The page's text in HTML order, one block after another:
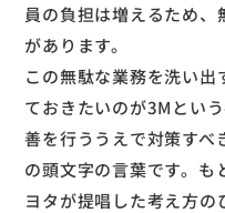
員の負担は増えるため
があります。
この無駄な業務を洗い出
ておきたいのが3Mとい
善を行ううえで対策すべ
の頭文字の言葉です。も
ヨタが提唱した考え方